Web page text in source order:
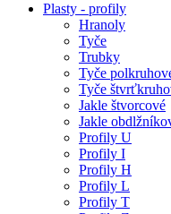
Plasty - profily
Hranoly
Tyče
Trubky
Tyče
Tyče
Jakle štvorcové
Jakle
Profily U
Profily I
Profily H
Profily L
Profily T